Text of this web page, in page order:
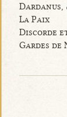
Dardanus,
La Paix
Discorde
Gardes de